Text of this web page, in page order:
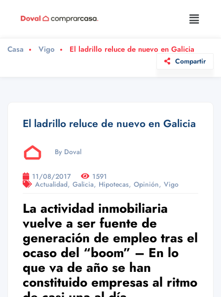
Casa Vigo El ladrillo reluce de nuevo en Galicia
Compartir
El ladrillo reluce de nuevo en Galicia
By Doval
11/08/2017
1591
Actualidad, Galicia, Hipotecas, Opinión, Vigo
La actividad inmobiliaria
vuelve a ser fuente de
generación de empleo tras el
ocaso del “boom” – En lo
que va de año se han
constituido empresas al ritmo